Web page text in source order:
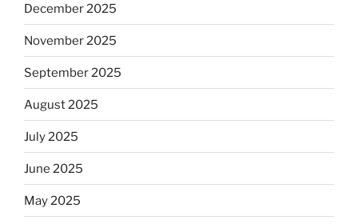
December 2025
November 2025
September 2025
August 2025
July 2025
June 2025
May 2025